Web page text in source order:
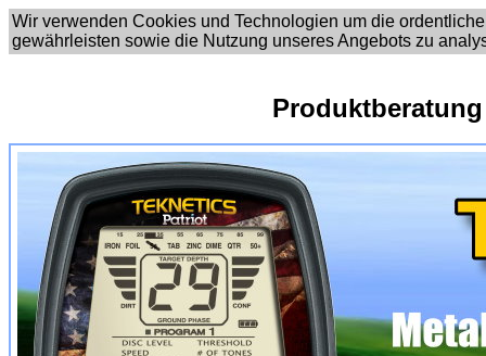
Wir verwenden Cookies und Technologien um die
gewährleisten sowie die Nutzung unseres Angebots zu